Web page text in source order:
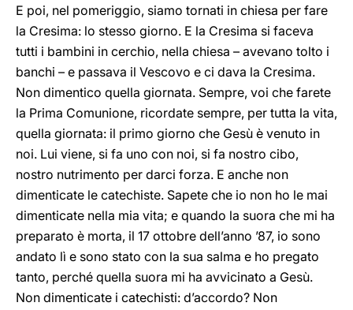
E poi, nel pomeriggio, siamo tornati in chiesa per fare
la Cresima: lo stesso giorno. E la Cresima si faceva
tutti i bambini in cerchio, nella chiesa – avevano tolto i
banchi – e passava il Vescovo e ci dava la Cresima.
Non dimentico quella giornata. Sempre, voi che farete
la Prima Comunione, ricordate sempre, per tutta la vita,
quella giornata: il primo giorno che Gesù è venuto in
noi. Lui viene, si fa uno con noi, si fa nostro cibo,
nostro nutrimento per darci forza. E anche non
dimenticate le catechiste. Sapete che io non ho le mai
dimenticate nella mia vita; e quando la suora che mi ha
preparato è morta, il 17 ottobre dell’anno ’87, io sono
andato lì e sono stato con la sua salma e ho pregato
tanto, perché quella suora mi ha avvicinato a Gesù.
Non dimenticate i catechisti: d’accordo? Non